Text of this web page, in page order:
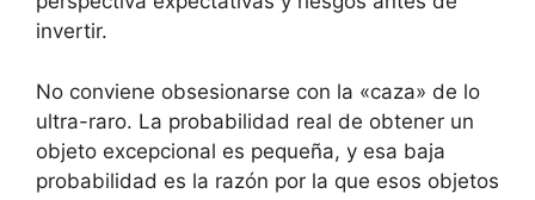
invertir.
No conviene obsesionarse con la «caza» de lo
ultra-raro. La probabilidad real de obtener un
objeto excepcional es pequeña, y esa baja
probabilidad es la razón por la que esos objetos